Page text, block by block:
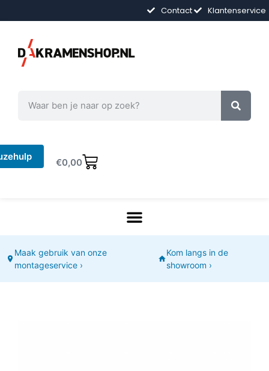
Contact Klantenservice
€0,00
Maak gebruik van onze
montageservice ›
Kom langs in de
showroom ›